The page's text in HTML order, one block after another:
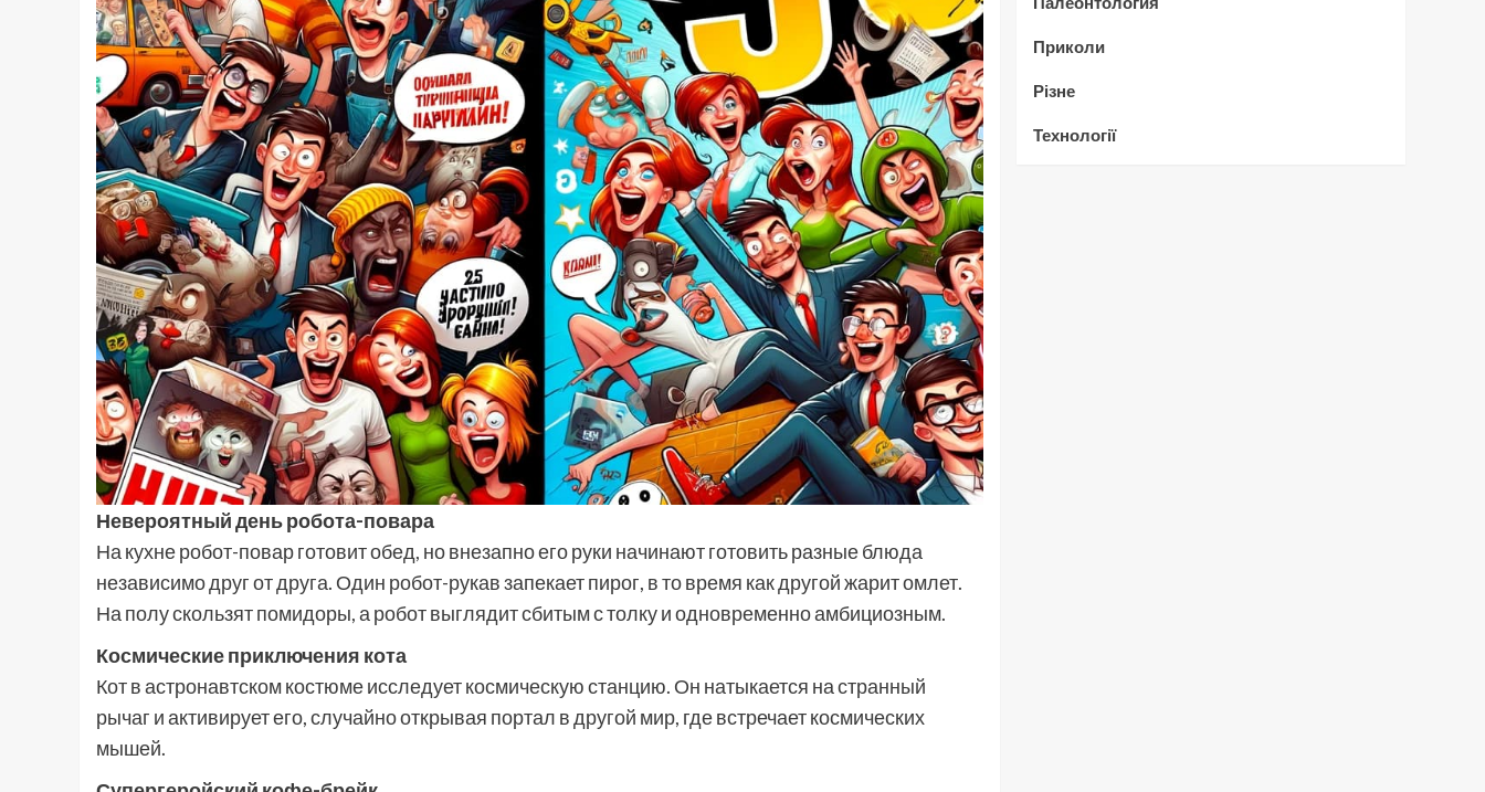
Невероятный день робота-повара
На кухне робот-повар готовит обед, но внезапно его руки начинают готовить разные блюда
независимо друг от друга. Один робот-рукав запекает пирог, в то время как другой жарит омлет.
На полу скользят помидоры, а робот выглядит сбитым с толку и одновременно амбициозным.
Космические приключения кота
Кот в астронавтском костюме исследует космическую станцию. Он натыкается на странный
рычаг и активирует его, случайно открывая портал в другой мир, где встречает космических
мышей.
Приколи
Різне
Технології